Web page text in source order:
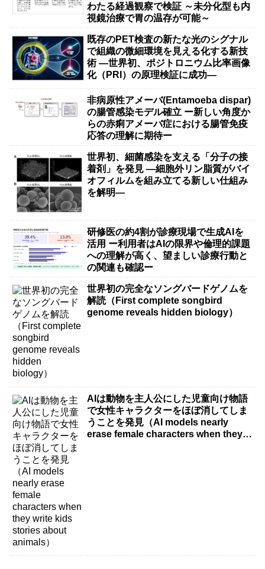
わたる経過観察で検証 ～未分化型も内
視鏡治療で胃の温存が可能～
既存のPET検査の新たな光のシグナル
で組織の微細環境を見える化する新技
術 ―世界初、ポジトロニウム比率画像
化（PRI）の原理検証に成功―
非病原性アメーバ(Entamoeba dispar)
の腸管感染モデル確立 ー新しい角度か
らの赤痢アメーバ症における腸管免疫
応答の理解に期待ー
世界初、細菌感染を支える「分子の接
着剤」を発見 ―細胞外リン脂質がバイ
オフィルムを組み立てる新しい仕組み
を解明―
研修医の約4割が診療現場で生成AIを
活用 ー利用者はAIの限界や倫理的課題
への理解が高く、望ましい診療行動と
の関連も確認ー
世界初の完全なソングバードゲノムを
解読（First complete songbird
genome reveals hidden biology）
AIは動物を主人公にした児童向け物語
で女性キャラクターをほぼ消してしま
うことを発見（AI models nearly
erase female characters when they